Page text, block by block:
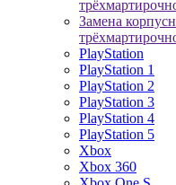
Замена
PlayStation
PlayStation 1
PlayStation 2
PlayStation 3
PlayStation 4
PlayStation 5
Xbox
Xbox 360